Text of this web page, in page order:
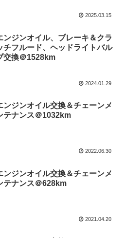
2025.03.15
ンジンオイル、ブレーキ＆クラ
チフルード、ヘッドライトバル
交換＠1528km
2024.01.29
ンジンオイル交換＆チェーンメ
テナンス＠1032km
2022.06.30
ンジンオイル交換＆チェーンメ
テナンス＠628km
2021.04.20